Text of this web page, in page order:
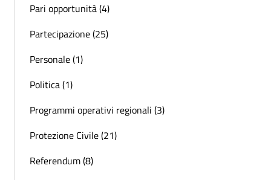
Pari opportunità (4)
Partecipazione (25)
Personale (1)
Politica (1)
Programmi operativi regionali (3)
Protezione Civile (21)
Referendum (8)